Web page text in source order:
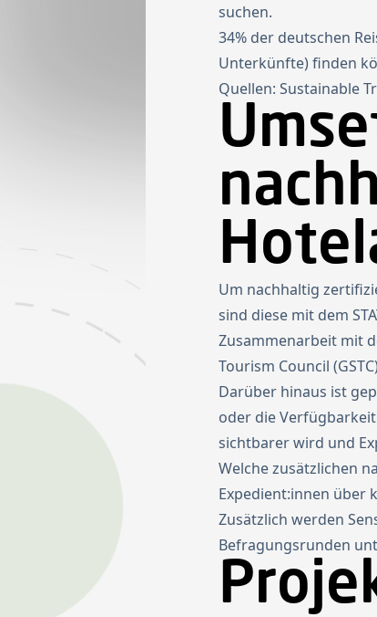
suchen.
34% der deutschen
Unterkünfte) finden
Quellen: Sustainable
Um nachhaltig
sind diese mit dem
Zusammenarbeit mit
Tourism Council
Darüber hinaus ist
oder die
sichtbarer wird und
Welche zusätzlichen
Expedient:innen über
Zusätzlich werden
Befragungsrunden